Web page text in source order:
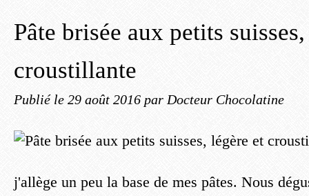
Pâte brisée aux petits
croustillante
Publié le 29 août 2016 par Docteur Chocolatine
j'allège un peu la base de mes pâtes. Nous